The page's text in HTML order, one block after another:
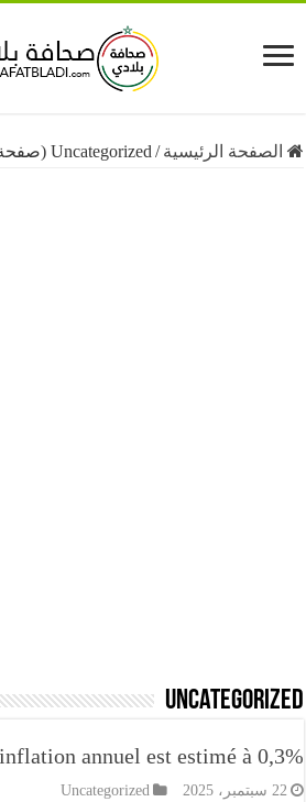
الرئيسية /Uncategorized (صفحة 249)
d’inflation annuel est estimé à
Uncategorized